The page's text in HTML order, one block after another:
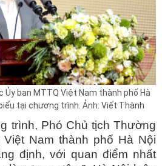
ban MTTQ Việt Nam thành phố Hà
tại chương trình. Ảnh: Viết Thành
trình, Phó Chủ tịch Thường
Nam thành phố Hà Nội
định, với quan điểm nhất